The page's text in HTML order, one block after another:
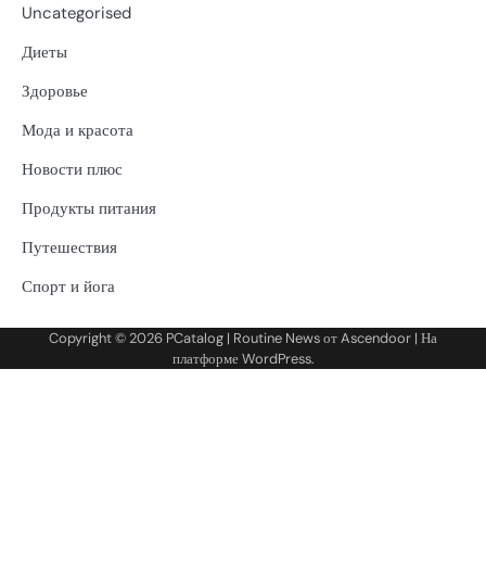
Uncategorised
Диеты
Здоровье
Мода и красота
Новости плюс
Продукты питания
Путешествия
Спорт и йога
Copyright © 2026 PCatalog | Routine News отAscendoor | На
платформеWordPress.